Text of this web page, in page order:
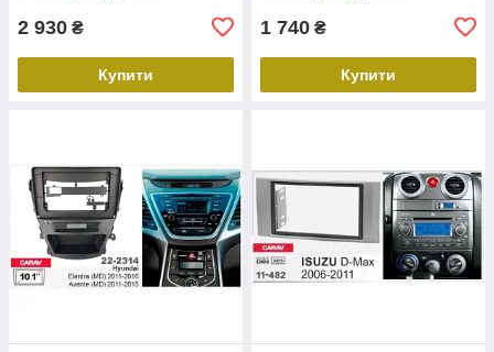
2 930 ₴
Купити
1 740 ₴
Купити